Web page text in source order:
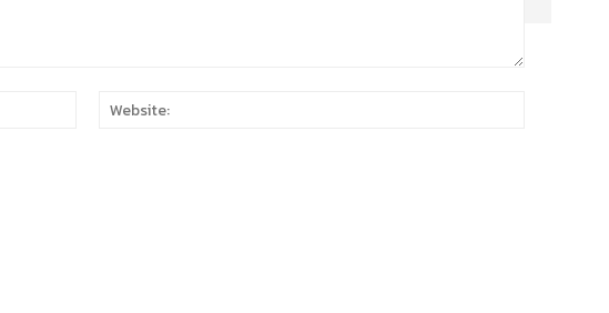
Email:*